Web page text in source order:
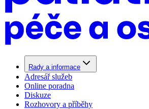
Rady a informace
Adresář služeb
Online poradna
Diskuze
Rozhovory a příběhy